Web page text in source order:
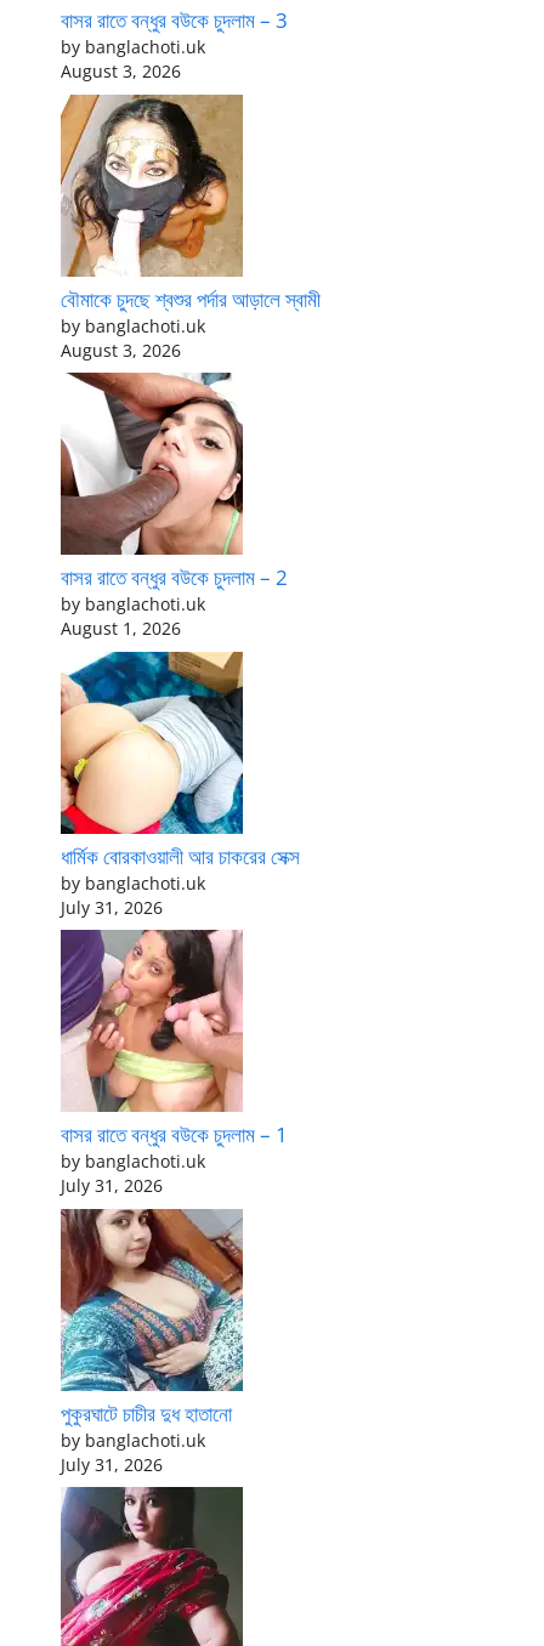
বাসর রাতে বন্ধুর বউকে চুদলাম – 3
by banglachoti.uk
August 3, 2026
বৌমাকে চুদছে শ্বশুর পর্দার আড়ালে স্বামী
by banglachoti.uk
August 3, 2026
বাসর রাতে বন্ধুর বউকে চুদলাম – 2
by banglachoti.uk
August 1, 2026
ধার্মিক বোরকাওয়ালী আর চাকরের সেক্স
by banglachoti.uk
July 31, 2026
বাসর রাতে বন্ধুর বউকে চুদলাম – 1
by banglachoti.uk
July 31, 2026
পুকুরঘাটে চাচীর দুধ হাতানো
by banglachoti.uk
July 31, 2026